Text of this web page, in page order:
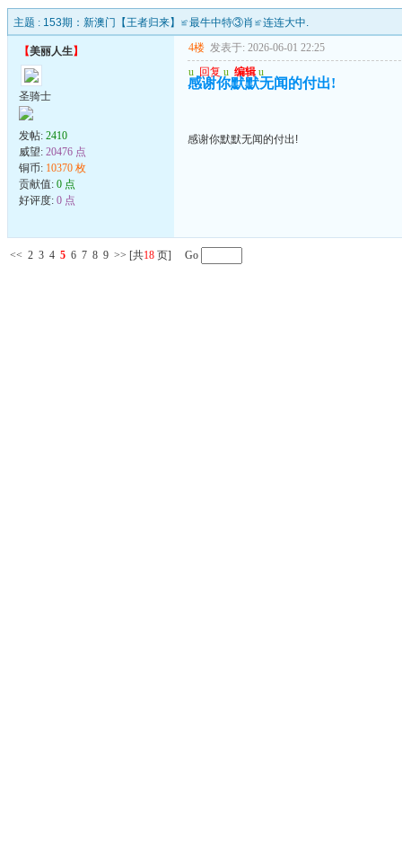
主题 : 153期：新澳门【王者归来】≌最牛中特③肖≌连连大中.
【美丽人生】
圣骑士
发帖: 2410
威望: 20476 点
铜币: 10370 枚
贡献值: 0 点
好评度: 0 点
4楼 发表于: 2026-06-01 22:25
u 回复 u 编辑 u
感谢你默默无闻的付出!
感谢你默默无闻的付出!
<< 2 3 4 5 6 7 8 9 >> [共18 页] Go